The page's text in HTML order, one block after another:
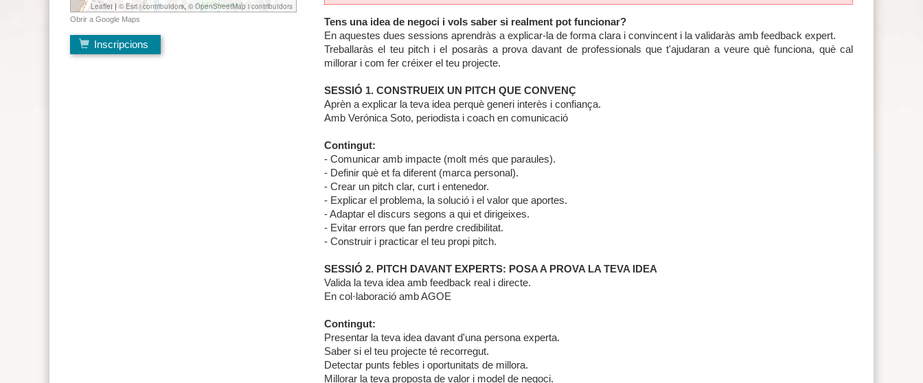
Inscripcions
Tens una idea de negoci i vols saber si realment pot funcionar?
En aquestes dues sessions aprendràs a explicar-la de forma clara i convincent i la validaràs amb feedback expert.
Treballaràs el teu pitch i el posaràs a prova davant de professionals que t'ajudaran a veure què funciona, què cal
millorar i com fer créixer el teu projecte.
SESSIÓ 1. CONSTRUEIX UN PITCH QUE CONVENÇ
Aprèn a explicar la teva idea perquè generi interès i confiança.
Amb Verónica Soto, periodista i coach en comunicació
Contingut:
- Comunicar amb impacte (molt més que paraules).
- Definir què et fa diferent (marca personal).
- Crear un pitch clar, curt i entenedor.
- Explicar el problema, la solució i el valor que aportes.
- Adaptar el discurs segons a qui et dirigeixes.
- Evitar errors que fan perdre credibilitat.
- Construir i practicar el teu propi pitch.
SESSIÓ 2. PITCH DAVANT EXPERTS: POSA A PROVA LA TEVA IDEA
Valida la teva idea amb feedback real i directe.
En col·laboració amb AGOE
Contingut:
Presentar la teva idea davant d'una persona experta.
Saber si el teu projecte té recorregut.
Detectar punts febles i oportunitats de millora.
Millorar la teva proposta de valor i model de negoci.